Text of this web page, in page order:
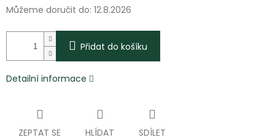
Můžeme doručit do: 12.8.2026
Přidat do košíku
Detailní informace
ZEPTAT SE HLÍDAT SDÍLET